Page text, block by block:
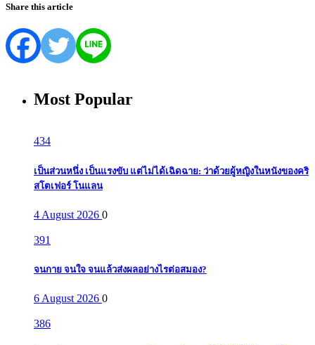
Share this article
Most Popular
434
เป็นส่วนหนึ่ง เป็นแรงขับ แต่ไม่ได้เฉิดฉาย: ว่าด้วยผู้หญิงในหนังของคริ
สโตเฟอร์ โนแลน
4 August 2026 0
391
จนกาย จนใจ จนแล้วส่งผลอย่างไรต่อสมอง?
6 August 2026 0
386